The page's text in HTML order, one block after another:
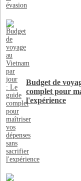
Budget de
complet pour
l'expérience